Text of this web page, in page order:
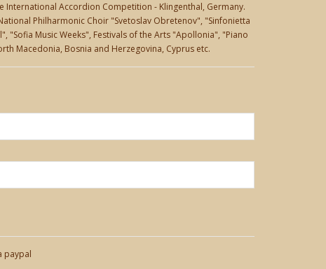
Accordion Competition - Klingenthal, Germany.
Philharmonic Choir "Svetoslav Obretenov", "Sinfonietta
"Sofia Music Weeks", Festivals of the Arts "Apollonia", "Piano
Macedonia, Bosnia and Herzegovina, Cyprus etc.
paypal